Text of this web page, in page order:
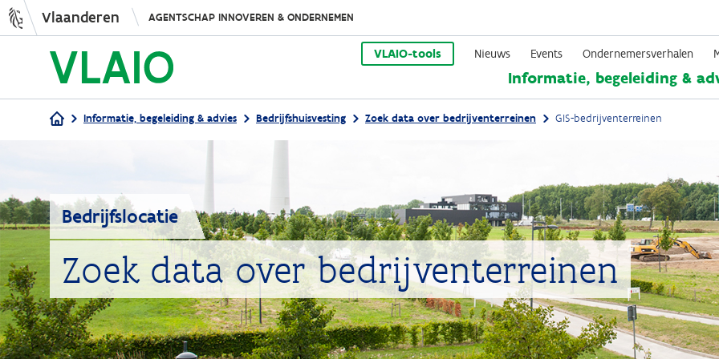
Overslaan
en
naar
de
inhoud
Vlaanderen AGENTSCHAP INNOVEREN & ONDERNEMEN
VLAIO-tools Nieuws Events Ondernemersverhalen
Informatie, begeleiding &
Informatie, begeleiding & advies Bedrijfshuisvesting Zoek data over bedrijventerreinen GIS-bedrijventerreinen
Bedrijfslocatie
Zoek data over bedrijventerreinen